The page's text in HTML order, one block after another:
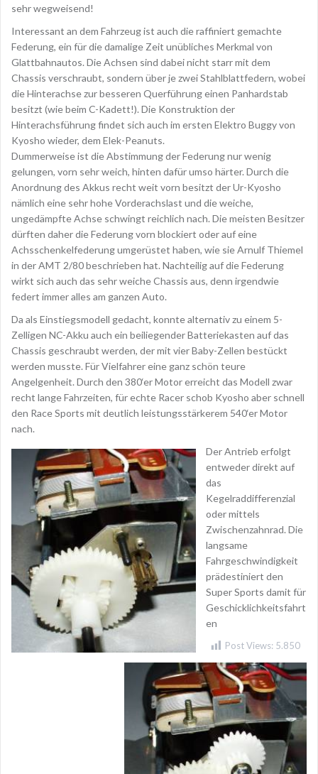
sehr wegweisend!
Interessant an dem Fahrzeug ist auch die raffiniert gemachte
Federung, ein für die damalige Zeit unübliches Merkmal von
Glattbahnautos. Die Achsen sind dabei nicht starr mit dem
Chassis verschraubt, sondern über je zwei Stahlblattfedern, wobei
die Hinterachse zur besseren Querführung einen Panhardstab
besitzt (wie beim C-Kadett!). Die Konstruktion der
Hinterachsführung findet sich auch im ersten Elektro Buggy von
Kyosho wieder, dem Elek-Peanuts.
Dummerweise ist die Abstimmung der Federung nur wenig
gelungen, vorn sehr weich, hinten dafür umso härter. Durch die
Anordnung des Akkus recht weit vorn besitzt der Ur-Kyosho
nämlich eine sehr hohe Vorderachslast und die weiche,
ungedämpfte Achse schwingt reichlich nach. Die meisten Besitzer
dürften daher die Federung vorn blockiert oder auf eine
Achsschenkelfederung umgerüstet haben, wie sie Arnulf Thiemel
in der AMT 2/80 beschrieben hat. Nachteilig auf die Federung
wirkt sich auch das sehr weiche Chassis aus, denn irgendwie
federt immer alles am ganzen Auto.
Da als Einstiegsmodell gedacht, konnte alternativ zu einem 5-
Zelligen NC-Akku auch ein beiliegender Batteriekasten auf das
Chassis geschraubt werden, der mit vier Baby-Zellen bestückt
werden musste. Für Vielfahrer eine ganz schön teure
Angelgenheit. Durch den 380‘er Motor erreicht das Modell zwar
recht lange Fahrzeiten, für echte Racer schob Kyosho aber schnell
den Race Sports mit deutlich leistungsstärkerem 540‘er Motor
nach.
Der Antrieb erfolgt
entweder direkt auf
das
Kegelraddifferenzial
oder mittels
Zwischenzahnrad. Die
langsame
Fahrgeschwindigkeit
prädestiniert den
Super Sports damit für
Geschicklichkeitsfahrt
en
Post Views: 5.850